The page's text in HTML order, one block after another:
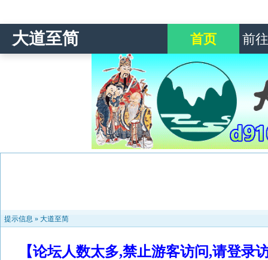
大道至简 首页 前
提示信息 » 大道至简
【论坛人数太多,禁止游客访问,请登